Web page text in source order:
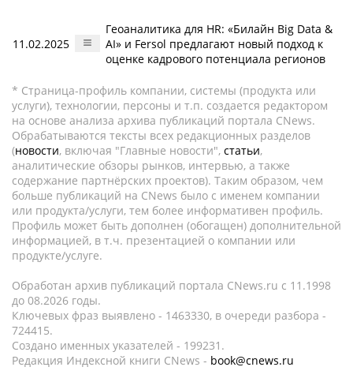
11.02.2025
Геоаналитика для HR: «Билайн Big Data &
AI» и Fersol предлагают новый подход к
оценке кадрового потенциала регионов
* Страница-профиль компании, системы (продукта или
услуги), технологии, персоны и т.п. создается редактором
на основе анализа архива публикаций портала CNews.
Обрабатываются тексты всех редакционных разделов
(новости, включая "Главные новости", статьи,
аналитические обзоры рынков, интервью, а также
содержание партнёрских проектов). Таким образом, чем
больше публикаций на CNews было с именем компании
или продукта/услуги, тем более информативен профиль.
Профиль может быть дополнен (обогащен) дополнительной
информацией, в т.ч. презентацией о компании или
продукте/услуге.
Обработан архив публикаций портала CNews.ru c 11.1998
до 08.2026 годы.
Ключевых фраз выявлено - 1463330, в очереди разбора -
724415.
Создано именных указателей - 199231.
Редакция Индексной книги CNews - book@cnews.ru